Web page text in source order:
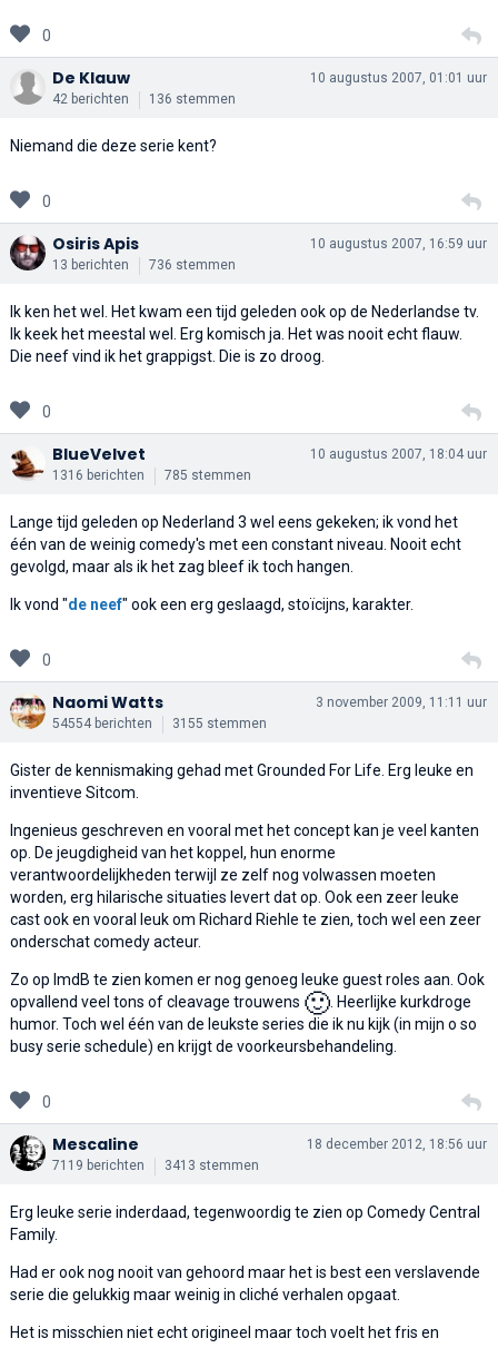
0
De Klauw
42 berichten 136 stemmen
10 augustus 2007, 01:01 uur
Niemand die deze serie kent?
0
Osiris Apis
13 berichten 736 stemmen
10 augustus 2007, 16:59 uur
Ik ken het wel. Het kwam een tijd geleden ook op de Nederlandse tv.
Ik keek het meestal wel. Erg komisch ja. Het was nooit echt flauw.
Die neef vind ik het grappigst. Die is zo droog.
0
BlueVelvet
1316 berichten 785 stemmen
10 augustus 2007, 18:04 uur
Lange tijd geleden op Nederland 3 wel eens gekeken; ik vond het
één van de weinig comedy's met een constant niveau. Nooit echt
gevolgd, maar als ik het zag bleef ik toch hangen.
Ik vond "de neef" ook een erg geslaagd, stoïcijns, karakter.
0
Naomi Watts
54554 berichten 3155 stemmen
3 november 2009, 11:11 uur
Gister de kennismaking gehad met Grounded For Life. Erg leuke en
inventieve Sitcom.
Ingenieus geschreven en vooral met het concept kan je veel kanten
op. De jeugdigheid van het koppel, hun enorme
verantwoordelijkheden terwijl ze zelf nog volwassen moeten
worden, erg hilarische situaties levert dat op. Ook een zeer leuke
cast ook en vooral leuk om Richard Riehle te zien, toch wel een zeer
onderschat comedy acteur.
Zo op ImdB te zien komen er nog genoeg leuke guest roles aan. Ook
opvallend veel tons of cleavage trouwens 🙂 . Heerlijke kurkdroge
humor. Toch wel één van de leukste series die ik nu kijk (in mijn o so
busy serie schedule) en krijgt de voorkeursbehandeling.
0
Mescaline
7119 berichten 3413 stemmen
18 december 2012, 18:56 uur
Erg leuke serie inderdaad, tegenwoordig te zien op Comedy Central
Family.
Had er ook nog nooit van gehoord maar het is best een verslavende
serie die gelukkig maar weinig in cliché verhalen opgaat.
Het is misschien niet echt origineel maar toch voelt het fris en